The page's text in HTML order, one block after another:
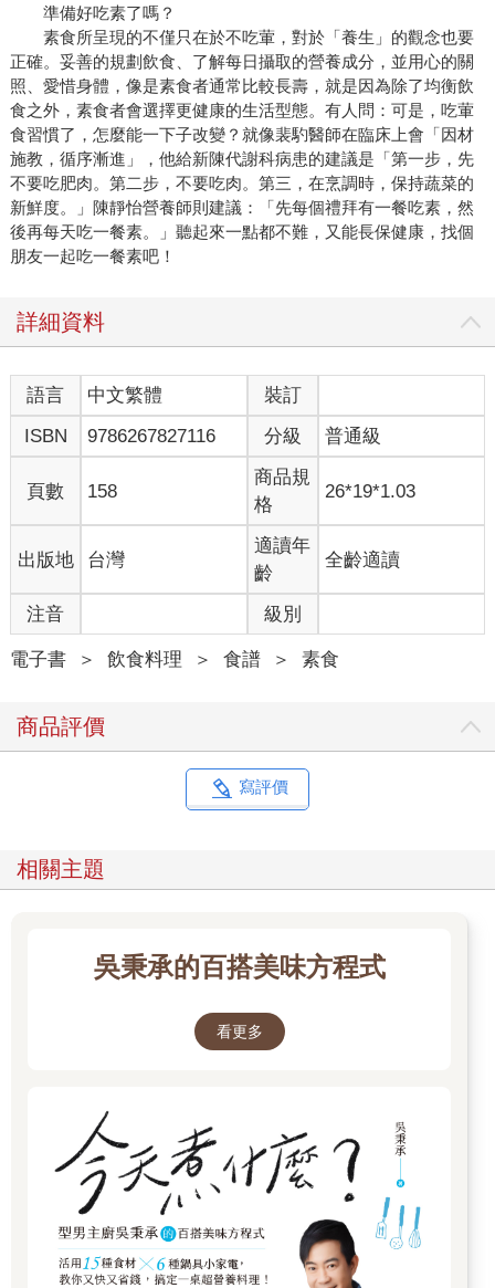
準備好吃素了嗎？
素食所呈現的不僅只在於不吃葷，對於「養生」的觀念也要
正確。妥善的規劃飲食、了解每日攝取的營養成分，並用心的關
照、愛惜身體，像是素食者通常比較長壽，就是因為除了均衡飲
食之外，素食者會選擇更健康的生活型態。有人問：可是，吃葷
食習慣了，怎麼能一下子改變？就像裴馰醫師在臨床上會「因材
施教，循序漸進」，他給新陳代謝科病患的建議是「第一步，先
不要吃肥肉。第二步，不要吃肉。第三，在烹調時，保持蔬菜的
新鮮度。」陳靜怡營養師則建議：「先每個禮拜有一餐吃素，然
後再每天吃一餐素。」聽起來一點都不難，又能長保健康，找個
朋友一起吃一餐素吧！
詳細資料
語言 中文繁體
裝訂
ISBN
9786267827116 分級 普通級
頁數 158
商品規
格
26*19*1.03
出版地 台灣
適讀年
齡
全齡適讀
注音 級別
電子書 ＞ 飲食料理 ＞ 食譜 ＞ 素食
商品評價
寫評價
相關主題
吳秉承的百搭美味方程式
看更多